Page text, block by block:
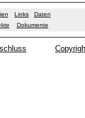
Links
Daten
Dokumente